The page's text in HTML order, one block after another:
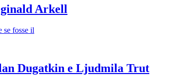
Arkell
fosse il
Dugatkin e Ljudmila Trut